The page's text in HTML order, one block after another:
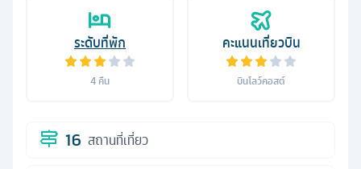
ระดับที่พัก
4 คืน
คะแนนเที่ยวบิน
บินโลว์คอสต์
16 สถานที่เที่ยว